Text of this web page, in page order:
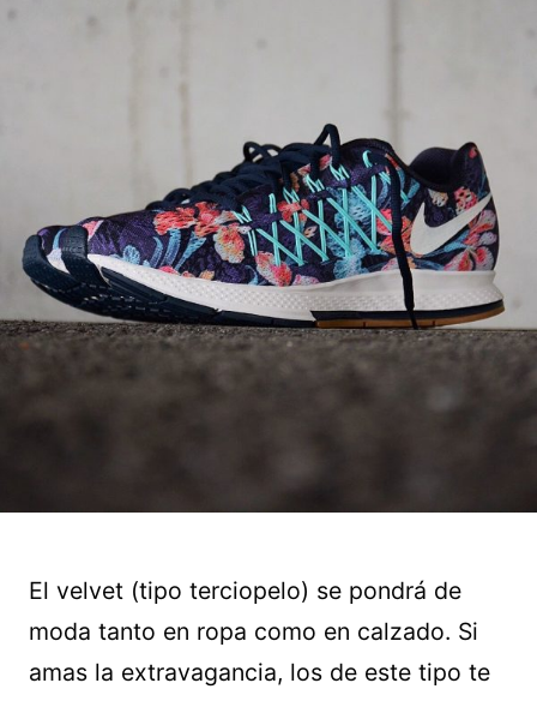
El velvet (tipo terciopelo) se pondrá de
moda tanto en ropa como en calzado. Si
amas la extravagancia, los de este tipo te